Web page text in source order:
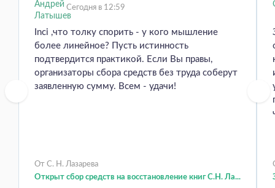
Сегодня в 12:59
Inci ,что толку спорить - у кого мышление
более линейное? Пусть истинность
подтвердится практикой. Если Вы правы,
организаторы сбора средств без труда соберут
заявленную сумму. Всем - удачи!
От С. Н. Лазарева
Открыт сбор средств на восстановление книг С.Н. Ла...